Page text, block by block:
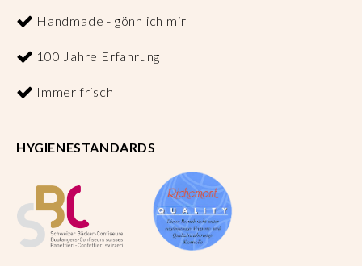
Handmade - gönn ich mir
100 Jahre Erfahrung
Immer frisch
HYGIENESTANDARDS